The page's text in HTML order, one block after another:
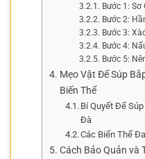
Bước 1: Sơ
Bước 2:
Bước 3:
Bước 4:
Bước 5:
Mẹo Vặt Để Súp
Biến Thể
Bí Quyết Để
Đà
Các Biến Thể
Cách Bảo Quản và